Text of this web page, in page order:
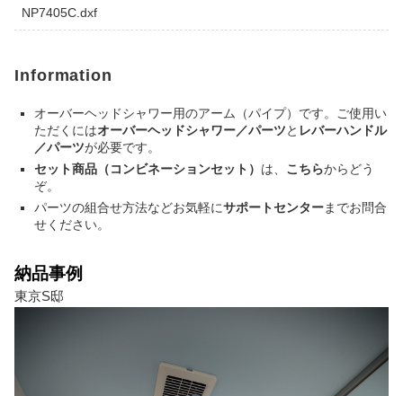
NP7405C.dxf
Information
オーバーヘッドシャワー用のアーム（パイプ）です。ご使用い
ただくにはオーバーヘッドシャワー／パーツと レバーハンドル
／パーツが必要です。
セット商品（コンビネーションセット） は、 こちらからどう
ぞ。
パーツの組合せ方法などお気軽にサポートセンターまでお問合
せください。
納品事例
東京S邸